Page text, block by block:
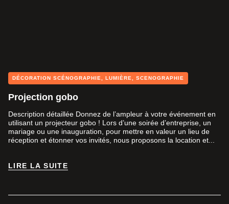
DÉCORATION SCÉNOGRAPHIE LUMIÈRE SCENOGRAPHIE
Projection gobo
Description détaillée Donnez de l’ampleur à votre événement en
utilisant un projecteur gobo ! Lors d’une soirée d’entreprise, un
mariage ou une inauguration, pour mettre en valeur un lieu de
réception et étonner vos invités, nous proposons la location et...
LIRE LA SUITE